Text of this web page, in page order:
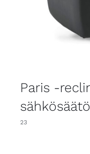
Paris -
23